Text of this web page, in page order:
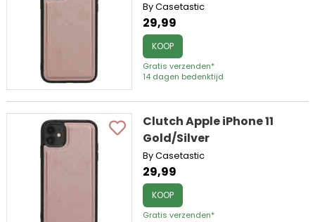
By Casetastic
29,99
KOOP
Gratis verzenden*
14 dagen bedenktijd
Clutch Apple iPhone 11
Gold/Silver
By Casetastic
29,99
KOOP
Gratis verzenden*